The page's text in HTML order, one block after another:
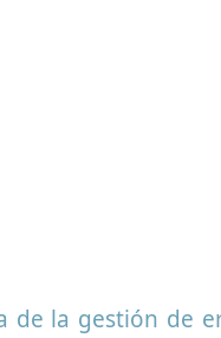
de la gestión de